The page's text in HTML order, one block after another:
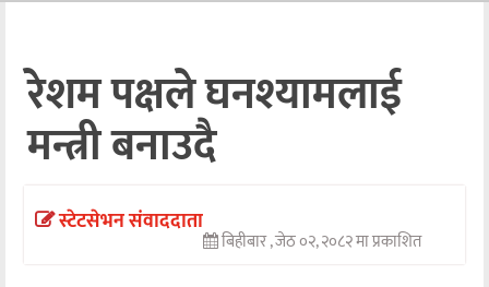
अन्तराष्ट्रिय
अन्तर्वार्ता
अर्थ
खेलकुद
रेशम पक्षले घनश्यामलाई
मन्त्री बनाउदै
स्टेटसेभन संवाददाता
बिहीबार , जेठ ०२, २०८२ मा प्रकाशित